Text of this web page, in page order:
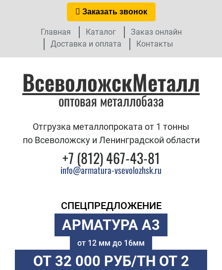
Заказать звонок
Главная Каталог
Заказ онлайн
Доставка и оплата
Контакты
ВсеволожскМеталл
оптовая металлобаза
Отгрузка металлопроката от 1 тонны
по Всеволожску и Ленинградской области
+7 (812) 467-43-81
info@armatura-vsevolozhsk.ru
СПЕЦПРЕДЛОЖЕНИЕ
АРМАТУРА А3
от 12 мм до 16мм
ОТ 32 000 РУБ/ТН ОТ 2